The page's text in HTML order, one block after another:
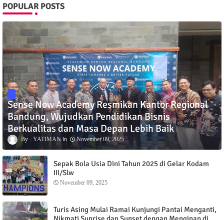
POPULAR POSTS
Sense Now Academy Resmikan Kantor Regional
Bandung, Wujudkan Pendidikan Bisnis
Berkualitas dan Masa Depan Lebih Baik
YATIMAN November 09, 2025
Sepak Bola Usia Dini Tahun 2025 di Gelar Kodam
III/Slw
November 09, 2025
Turis Asing Mulai Ramai Kunjungi Pantai Menganti,